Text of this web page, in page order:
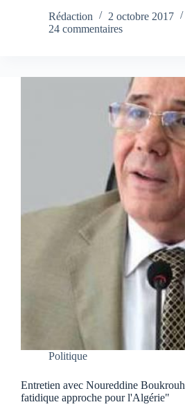
Rédaction
2 octobre 2017
24 commentaires
Politique
Entretien avec Noureddine
fatidique approche pour l'Algérie"